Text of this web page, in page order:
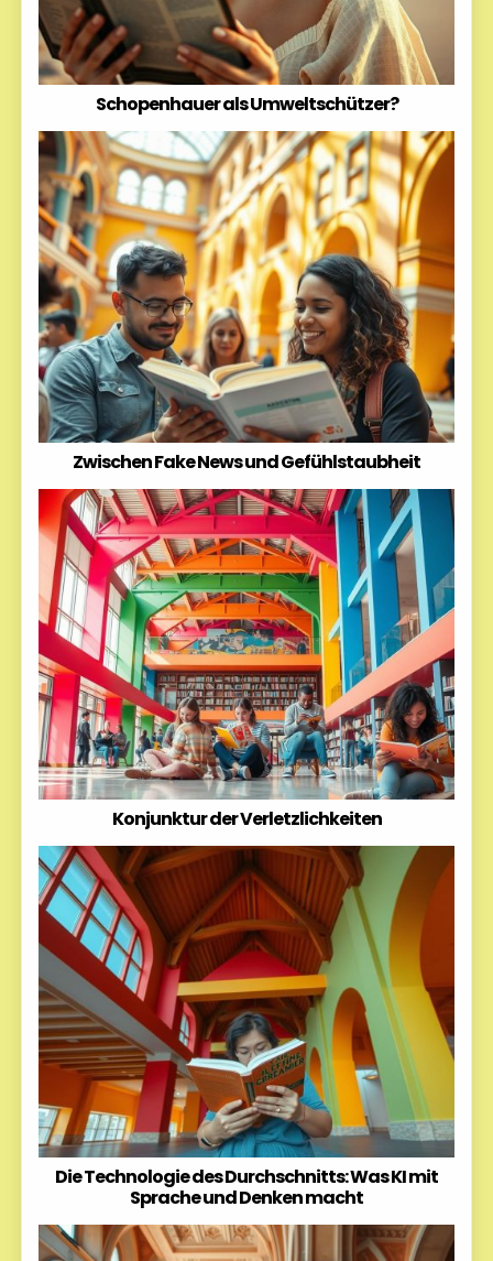
Schopenhauer als Umweltschützer?
Zwischen Fake News und Gefühlstaubheit
Konjunktur der Verletzlichkeiten
Die Technologie des Durchschnitts: Was KI mit
Sprache und Denken macht